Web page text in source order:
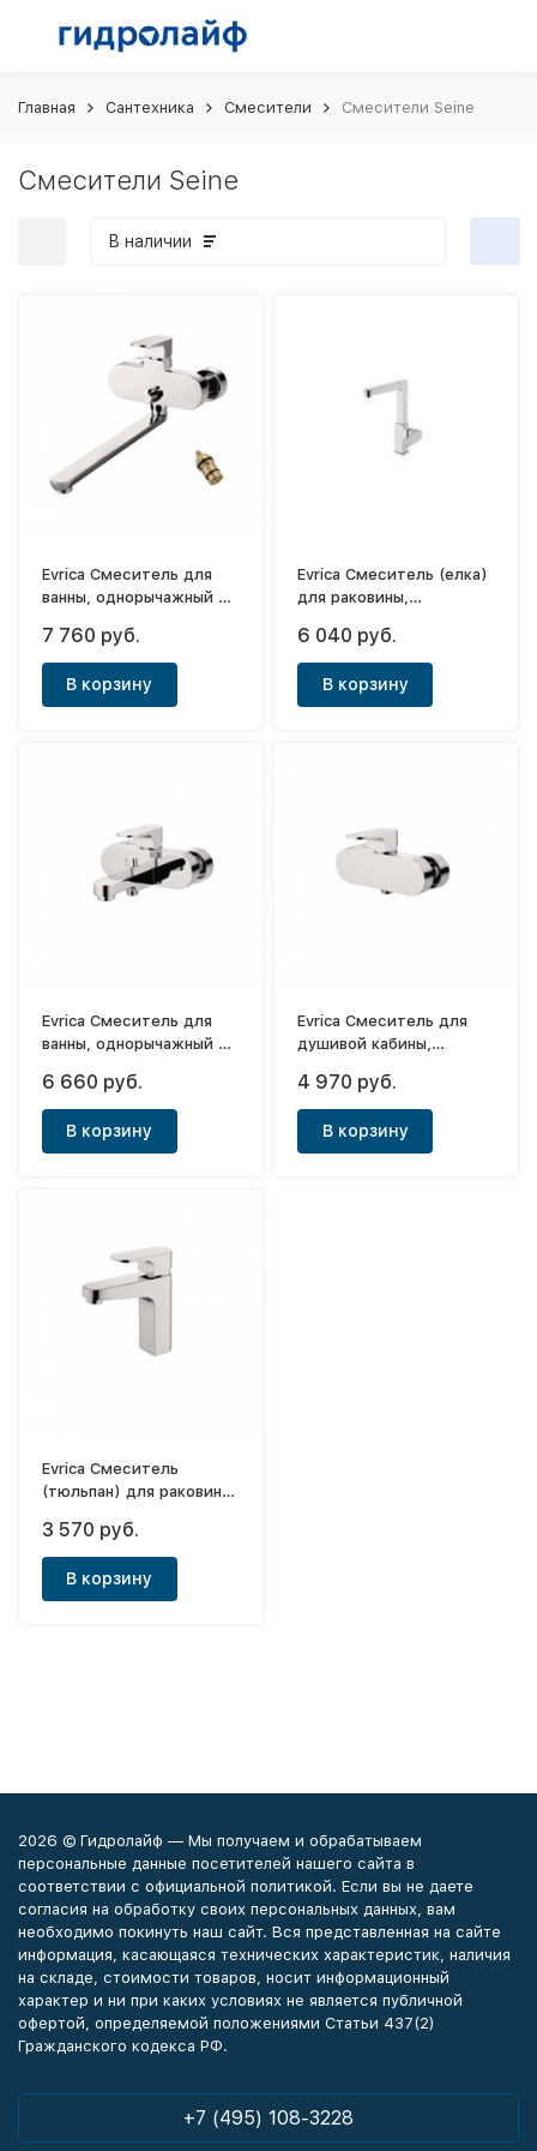
Главная Сантехника Смесители Смесители Seine
Смесители Seine
В наличии
Evrica Смеситель для
ванны, однорычажный с
шаровой) Saine 35см
7 760 руб.
В корзину
Evrica Смеситель (елка)
для раковины,
боковой ручкой Seine
6 040 руб.
В корзину
Evrica Смеситель для
ванны, однорычажный с
6 660 руб.
В корзину
Evrica Смеситель для
душивой кабины,
4 970 руб.
В корзину
Evrica Смеситель
(тюльпан) для раковины,
3 570 руб.
В корзину
2026 © Гидролайф — Мы получаем и обрабатываем
персональные данные посетителей нашего сайта в
соответствии с официальной политикой. Если вы не даете
согласия на обработку своих персональных данных, вам
необходимо покинуть наш сайт. Вся представленная на сайте
информация, касающаяся технических характеристик, наличия
на складе, стоимости товаров, носит информационный
характер и ни при каких условиях не является публичной
офертой, определяемой положениями Статьи 437(2)
Гражданского кодекса РФ.
+7 (495) 108-3228